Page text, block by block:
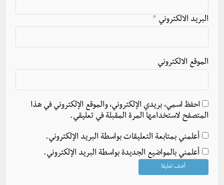
البريد الالكتروني *
الموقع الالكتروني
احفظ اسمي، بريدي الإلكتروني، والموقع الإلكتروني في هذا
المتصفح لاستخدامها المرة المقبلة في تعليقي.
أعلمني بمتابعة التعليقات بواسطة البريد الإلكتروني.
أعلمني بالمواضيع الجديدة بواسطة البريد الإلكتروني.